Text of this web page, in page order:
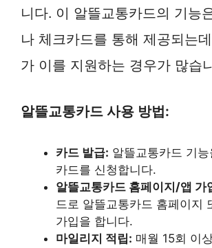
니다. 이 알뜰교통카드의 기능
나 체크카드를 통해 제공되는
가 이를 지원하는 경우가 많습
알뜰교통카드 사용 방법:
카드 발급: 알뜰교통카드 기
카드를 신청합니다.
알뜰교통카드 홈페이지/앱 가
드로 알뜰교통카드 홈페이지
가입을 합니다.
마일리지 적립: 매월 15회 이